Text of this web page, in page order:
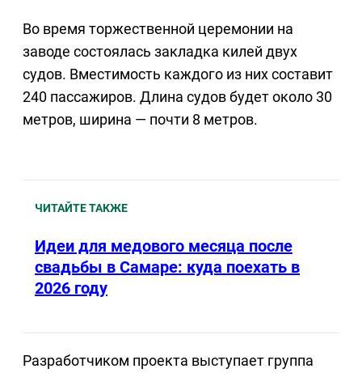
Во время торжественной церемонии на
заводе состоялась закладка килей двух
судов. Вместимость каждого из них составит
240 пассажиров. Длина судов будет около 30
метров, ширина — почти 8 метров.
ЧИТАЙТЕ ТАКЖЕ
Идеи для медового месяца после
свадьбы в Самаре: куда поехать в
2026 году
Разработчиком проекта выступает группа